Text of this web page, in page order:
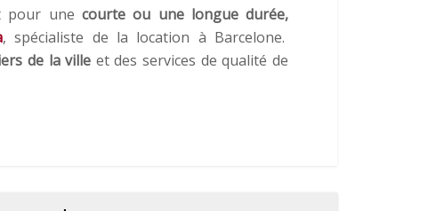
pour une courte ou une longue durée,
, spécialiste de la location à Barcelone.
de la ville et des services de qualité de